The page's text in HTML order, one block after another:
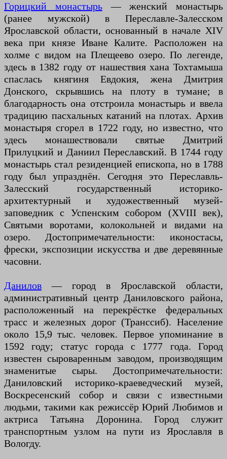
Горицкий монастырь— женский монастырь
(ранее мужской) в Переславле-Залесском
Ярославской области, основанный в начале XIV
века при князе Иване Калите. Расположен на
холме с видом на Плещеево озеро. По легенде,
здесь в 1382 году от нашествия хана Тохтамыша
спаслась княгиня Евдокия, жена Дмитрия
Донского, скрывшись на плоту в тумане; в
благодарность она отстроила монастырь и ввела
традицию пасхальных катаний на плотах. Архив
монастыря сгорел в 1722 году, но известно, что
здесь монашествовали святые Дмитрий
Прилуцкий и Даниил Переславский. В 1744 году
монастырь стал резиденцией епископа, но в 1788
году был упразднён. Сегодня это Переславль-
Залесский государственный историко-
архитектурный и художественный музей-
заповедник с Успенским собором (XVIII век),
Святыми воротами, колокольней и видами на
озеро. Достопримечательности: иконостасы,
фрески, экспозиции искусства и две деревянные
часовни.
Данилов — город в Ярославской области,
административный центр Даниловского района,
расположенный на перекрёстке федеральных
трасс и железных дорог (Транссиб). Население
около 15,9 тыс. человек. Первое упоминание в
1592 году; статус города с 1777 года. Город
известен сыроваренным заводом, производящим
знаменитые сыры. Достопримечательности:
Даниловский историко-краеведческий музей,
Воскресенский собор и связи с известными
людьми, такими как режиссёр Юрий Любимов и
актриса Татьяна Доронина. Город служит
транспортным узлом на пути из Ярославля в
Вологду.